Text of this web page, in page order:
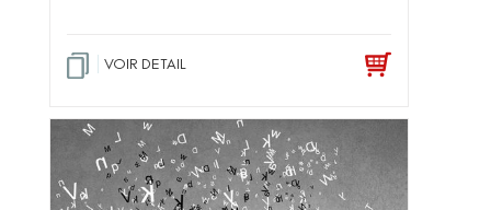
VOIR DETAIL